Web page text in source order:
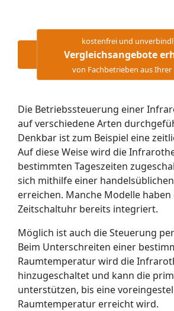
kostenfrei und
Vergleichsangebote
von Fachbetrieben aus Ihrer
Die Betriebssteuerung einer
auf verschiedene Arten
Denkbar ist zum Beispiel eine
Auf diese Weise wird die
bestimmten Tageszeiten
sich mithilfe einer
erreichen. Manche Modelle haben
Zeitschaltuhr bereits integriert.
Möglich ist auch die Steuerung
Beim Unterschreiten einer
Raumtemperatur wird die
hinzugeschaltet und kann die
unterstützen, bis eine
Raumtemperatur erreicht wird.